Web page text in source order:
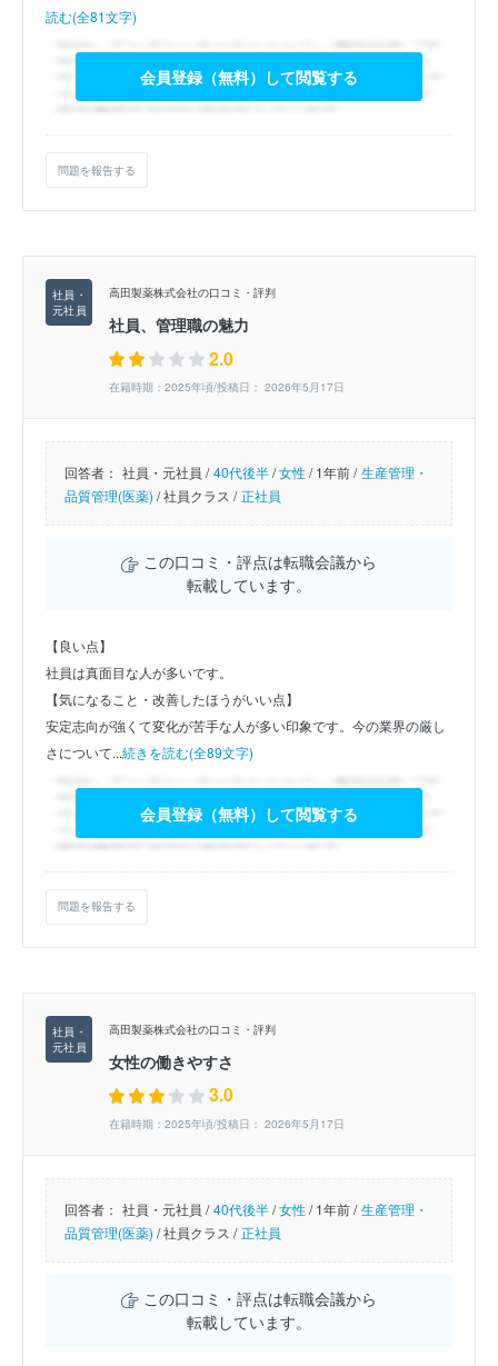
読む(全81文字)
会員登録（無料）して閲覧する
問題を報告する
高田製薬株式会社の口コミ・評判
社員、管理職の魅力
2.0
在籍時期：2025年頃/投稿日： 2026年5月17日
回答者： 社員・元社員 / 40代後半/女性/1年前 / 生産管理・
品質管理(医薬) /社員クラス / 正社員
この口コミ・評点は転職会議から
転載しています。
【良い点】
社員は真面目な人が多いです。
【気になること・改善したほうがいい点】
安定志向が強くて変化が苦手な人が多い印象です。今の業界の厳し
さについて...続きを読む(全89文字)
会員登録（無料）して閲覧する
問題を報告する
高田製薬株式会社の口コミ・評判
女性の働きやすさ
3.0
在籍時期：2025年頃/投稿日： 2026年5月17日
回答者： 社員・元社員 / 40代後半/女性/1年前 / 生産管理・
品質管理(医薬) /社員クラス / 正社員
この口コミ・評点は転職会議から
転載しています。